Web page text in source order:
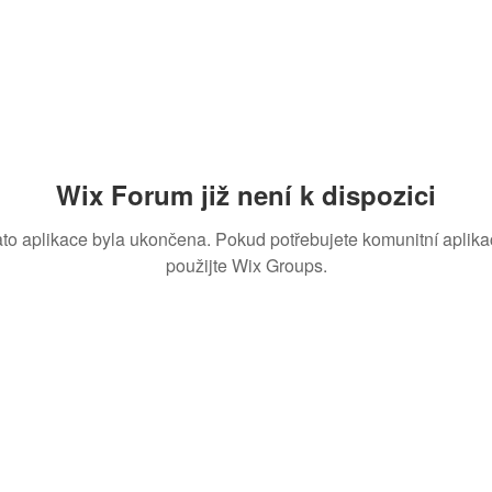
Wix Forum již není k dispozici
aplikace byla ukončena. Pokud potřebujete komunitní
použijte Wix Groups.